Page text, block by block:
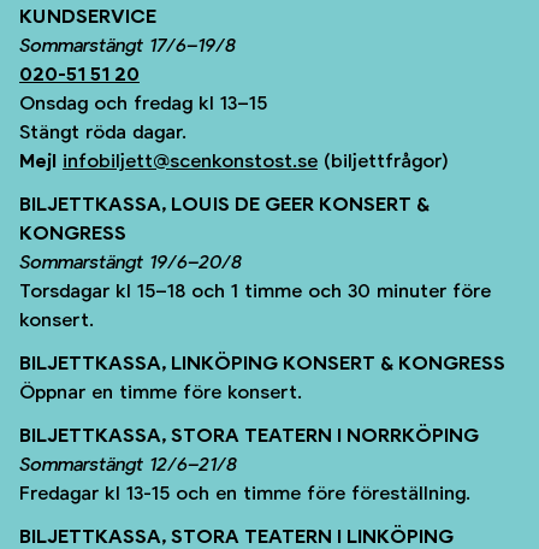
KUNDSERVICE
Sommarstängt 17/6–19/8
020-51 51 20
Onsdag och fredag kl 13–15
Stängt röda dagar.
Mejl infobiljett@scenkonstost.se (biljettfrågor)
BILJETTKASSA, LOUIS DE GEER KONSERT &
KONGRESS
Sommarstängt 19/6–20/8
Torsdagar kl 15–18 och 1 timme och 30 minuter före
konsert.
BILJETTKASSA, LINKÖPING KONSERT & KONGRESS
Öppnar en timme före konsert.
BILJETTKASSA, STORA TEATERN I NORRKÖPING
Sommarstängt 12/6–21/8
Fredagar kl 13-15 och en timme före föreställning.
BILJETTKASSA, STORA TEATERN I LINKÖPING